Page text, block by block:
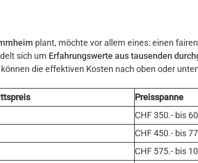
plant, möchte vor allem eines: einen
sich um Erfahrungswerte aus tausenden
die effektiven Kosten nach oben oder
Preisspanne
CHF 350.- bis
CHF 450.- bis
CHF 575.- bis